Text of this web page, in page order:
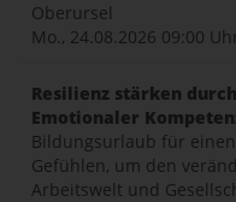
Oberursel
Mo., 24.08.2026 09:00
Resilienz stärken
Emotionaler
Bildungsurlaub für
Gefühlen, um den
Arbeitswelt und